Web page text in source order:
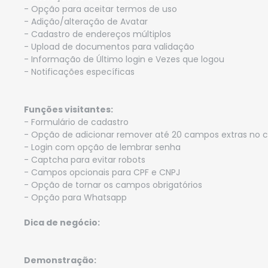
- Opção para aceitar termos de uso
- Adição/alteração de Avatar
- Cadastro de endereços múltiplos
- Upload de documentos para validação
- Informação de Último login e Vezes que logou
- Notificações específicas
Funções visitantes:
- Formulário de cadastro
- Opção de adicionar remover até 20 campos extras no
- Login com opção de lembrar senha
- Captcha para evitar robots
- Campos opcionais para CPF e CNPJ
- Opção de tornar os campos obrigatórios
- Opção para Whatsapp
Dica de negócio:
Demonstração: